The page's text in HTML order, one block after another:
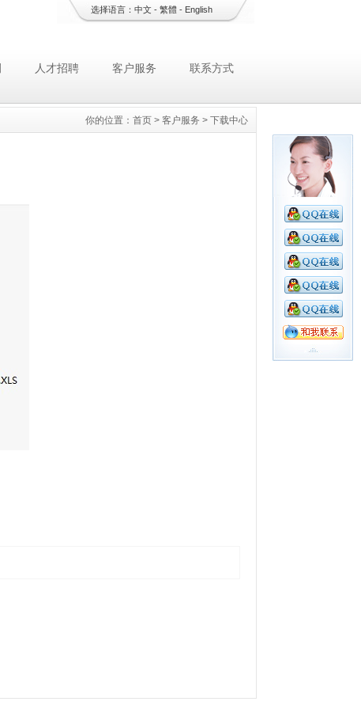
选择语言： 中文- 繁體- English
人才招聘 客户服务 联系方式
你的位置： 首页 > 客户服务 > 下载中心